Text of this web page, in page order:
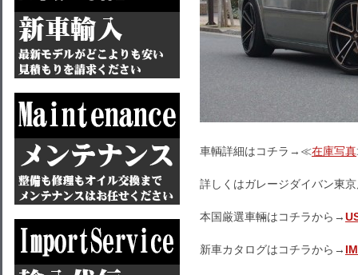
車輌詳細はコチラ→≪在庫写真
詳しくはガレージダイバン東
本国厳選車輛はコチラから→
新車カタログはコチラから→